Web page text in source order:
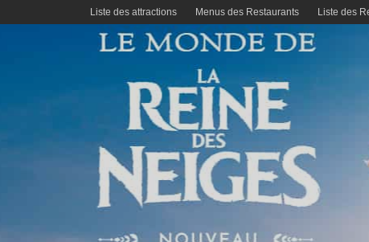
Liste des attractions Menus des Restaurants Liste des